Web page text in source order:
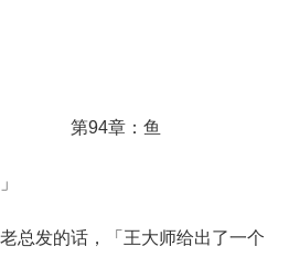
：鱼
发的话，「王大师给出了一个